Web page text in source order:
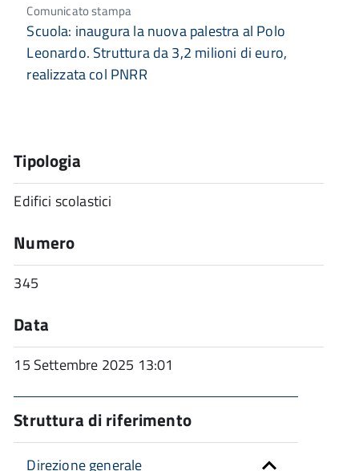
Comunicato stampa
Scuola: inaugura la nuova palestra al Polo
Leonardo. Struttura da 3,2 milioni di euro,
realizzata col PNRR
Tipologia
Edifici scolastici
Numero
345
Data
15 Settembre 2025 13:01
Struttura di riferimento
Direzione generale